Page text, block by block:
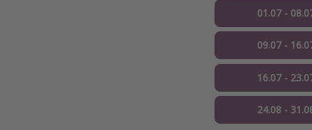
01.07 -
09.07 -
16.07 -
24.08 -